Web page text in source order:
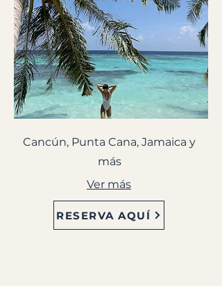
Cancún, Punta Cana, Jamaica y
más
Ver más
RESERVA AQUÍ